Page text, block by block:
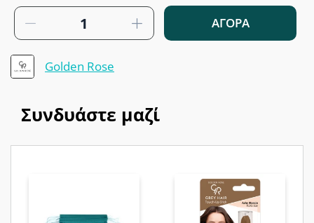
ΑΓΟΡΑ
Golden Rose
Συνδυάστε μαζί